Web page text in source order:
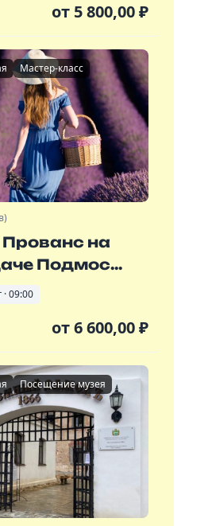
от 5 800,00₽
Мастер-класс
на
Подмос...
· 09:00
от6 600,00₽
Посещение музея